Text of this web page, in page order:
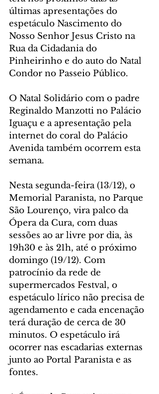
últimas apresentações do
espetáculo Nascimento do
Nosso Senhor Jesus Cristo na
Rua da Cidadania do
Pinheirinho e do auto do Natal
Condor no Passeio Público.
O Natal Solidário com o padre
Reginaldo Manzotti no Palácio
Iguaçu e a apresentação pela
internet do coral do Palácio
Avenida também ocorrem esta
semana.
Nesta segunda-feira (13/12), o
Memorial Paranista, no Parque
São Lourenço, vira palco da
Ópera da Cura, com duas
sessões ao ar livre por dia, às
19h30 e às 21h, até o próximo
domingo (19/12). Com
patrocínio da rede de
supermercados Festval, o
espetáculo lírico não precisa de
agendamento e cada encenação
terá duração de cerca de 30
minutos. O espetáculo irá
ocorrer nas escadarias externas
junto ao Portal Paranista e as
fontes.